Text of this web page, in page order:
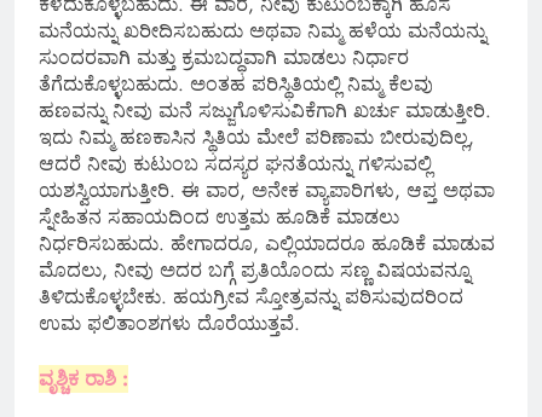
ಮನೆಯನ್ನು ಖರೀದಿಸಬಹುದು ಅಥವಾ ನಿಮ್ಮ ಹಳೆಯ ಮನೆಯನ್ನು
ಸುಂದರವಾಗಿ ಮತ್ತು ಕ್ರಮಬದ್ಧವಾಗಿ ಮಾಡಲು ನಿರ್ಧಾರ
ತೆಗೆದುಕೊಳ್ಳಬಹುದು. ಅಂತಹ ಪರಿಸ್ಥಿತಿಯಲ್ಲಿ ನಿಮ್ಮ ಕೆಲವು
ಹಣವನ್ನು ನೀವು ಮನೆ ಸಜ್ಜುಗೊಳಿಸುವಿಕೆಗಾಗಿ ಖರ್ಚು ಮಾಡುತ್ತೀರಿ.
ಇದು ನಿಮ್ಮ ಹಣಕಾಸಿನ ಸ್ಥಿತಿಯ ಮೇಲೆ ಪರಿಣಾಮ ಬೀರುವುದಿಲ್ಲ,
ಆದರೆ ನೀವು ಕುಟುಂಬ ಸದಸ್ಯರ ಘನತೆಯನ್ನು ಗಳಿಸುವಲ್ಲಿ
ಯಶಸ್ವಿಯಾಗುತ್ತೀರಿ. ಈ ವಾರ, ಅನೇಕ ವ್ಯಾಪಾರಿಗಳು, ಆಪ್ತ ಅಥವಾ
ಸ್ನೇಹಿತನ ಸಹಾಯದಿಂದ ಉತ್ತಮ ಹೂಡಿಕೆ ಮಾಡಲು
ನಿರ್ಧರಿಸಬಹುದು. ಹೇಗಾದರೂ, ಎಲ್ಲಿಯಾದರೂ ಹೂಡಿಕೆ ಮಾಡುವ
ಮೊದಲು, ನೀವು ಅದರ ಬಗ್ಗೆ ಪ್ರತಿಯೊಂದು ಸಣ್ಣ ವಿಷಯವನ್ನೂ
ತಿಳಿದುಕೊಳ್ಳಬೇಕು. ಹಯಗ್ರೀವ ಸ್ತೋತ್ರವನ್ನು ಪಠಿಸುವುದರಿಂದ
ಉಮ ಫಲಿತಾಂಶಗಳು ದೊರೆಯುತ್ತವೆ.
ವೃಶ್ಚಿಕ ರಾಶಿ :